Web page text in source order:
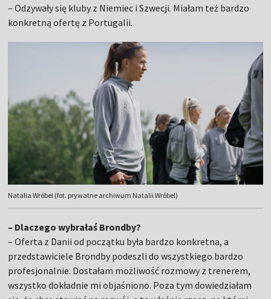
– Odzywały się kluby z Niemiec i Szwecji. Miałam też bardzo
konkretną ofertę z Portugalii.
Natalia Wróbel (fot. prywatne archiwum Natalii Wróbel)
– Dlaczego wybrałaś Brondby?
– Oferta z Danii od początku była bardzo konkretna, a
przedstawiciele Brondby podeszli do wszystkiego bardzo
profesjonalnie. Dostałam możliwość rozmowy z trenerem,
wszystko dokładnie mi objaśniono. Poza tym dowiedziałam